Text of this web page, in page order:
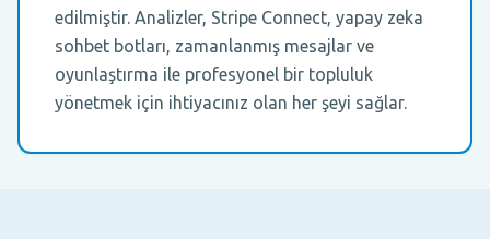
edilmiştir. Analizler, Stripe Connect, yapay zeka
sohbet botları, zamanlanmış mesajlar ve
oyunlaştırma ile profesyonel bir topluluk
yönetmek için ihtiyacınız olan her şeyi sağlar.